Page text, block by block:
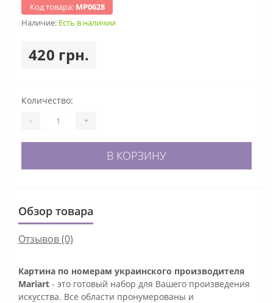
Код товара: МР0628
Наличие: Есть в наличии
420 грн.
Количество:
- +
В КОРЗИНУ
Обзор товара
Отзывов (0)
Картина по номерам украинского производителя
Mariart - это готовый набор для Вашего произведения
искусства. Все области пронумерованы и